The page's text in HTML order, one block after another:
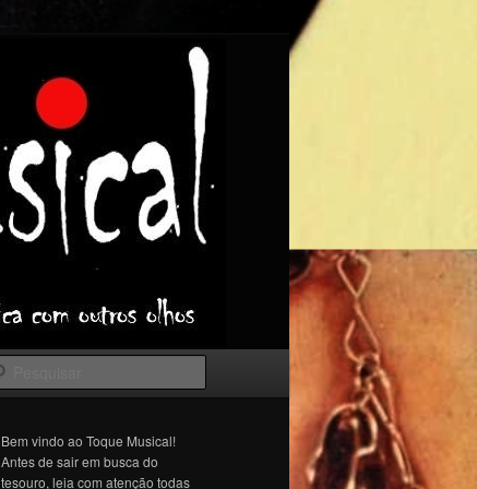
Bem vindo ao Toque Musical!
Antes de sair em busca do
tesouro, leia com atenção todas